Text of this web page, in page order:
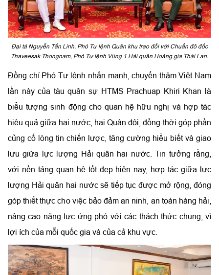
Đại tá Nguyễn Tấn Linh, Phó Tư lệnh Quân khu trao đổi với Chuẩn đô đốc
Thaveesak Thongnam, Phó Tư lệnh Vùng 1 Hải quân Hoàng gia Thái Lan.
Đồng chí Phó Tư lệnh nhấn mạnh, chuyến thăm Việt Nam
lần này của tàu quân sự HTMS Prachuap Khiri Khan là
biểu tượng sinh động cho quan hệ hữu nghị và hợp tác
hiệu quả giữa hai nước, hai Quân đội, đồng thời góp phần
củng cố lòng tin chiến lược, tăng cường hiểu biết và giao
lưu giữa lực lượng Hải quân hai nước. Tin tưởng rằng,
với nền tảng quan hệ tốt đẹp hiện nay, hợp tác giữa lực
lượng Hải quân hai nước sẽ tiếp tục được mở rộng, đóng
góp thiết thực cho việc bảo đảm an ninh, an toàn hàng hải,
nâng cao năng lực ứng phó với các thách thức chung, vì
lợi ích của mỗi quốc gia và của cả khu vực.